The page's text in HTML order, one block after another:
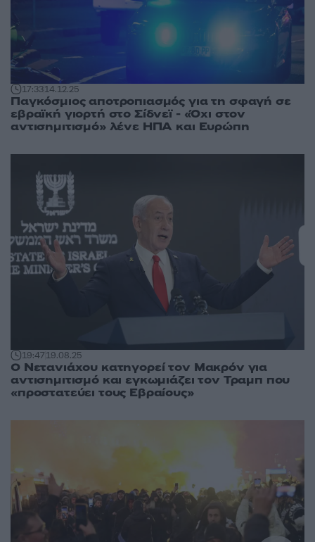
17:3314.12.25
Παγκόσμιος αποτροπιασμός για τη σφαγή σε
εβραϊκή γιορτή στο Σίδνεϊ - «Όχι στον
αντισημιτισμό» λένε ΗΠΑ και Ευρώπη
19:4719.08.25
Ο Νετανιάχου κατηγορεί τον Μακρόν για
αντισημιτισμό και εγκωμιάζει τον Τραμπ που
«προστατεύει τους Εβραίους»